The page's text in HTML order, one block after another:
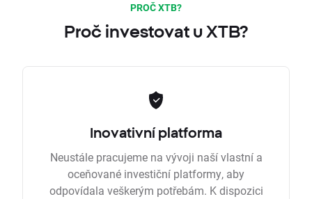
PROČ XTB?
Proč investovat u XTB?
Inovativní platforma
Neustále pracujeme na vývoji naší vlastní a
oceňované investiční platformy, aby
odpovídala veškerým potřebám. K dispozici